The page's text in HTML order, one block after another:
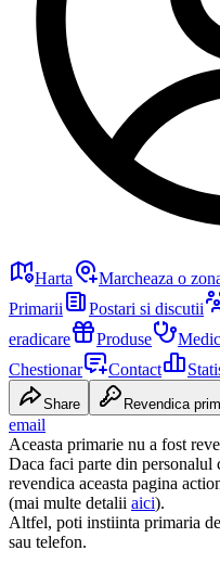
Harta Marcheaza o
Primarii
Postari si discutii
eradicare
Produse
Chestionar
Contact
Share Revendica
email
Aceasta primarie nu a fost
Daca faci parte din personalul
revendica aceasta pagina
(mai multe detalii aici).
Altfel, poti instiinta primaria
sau telefon.